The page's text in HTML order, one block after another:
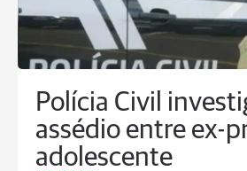
Polícia Civil
assédio entre ex-
adolescente